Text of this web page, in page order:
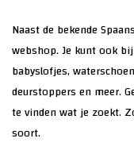
Naast de bekende
webshop. Je kunt ook
babyslofjes,
deurstoppers en meer.
te vinden wat je zoekt.
soort.